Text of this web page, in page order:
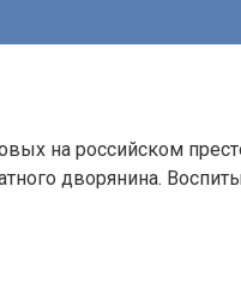
на российском
дворянина.